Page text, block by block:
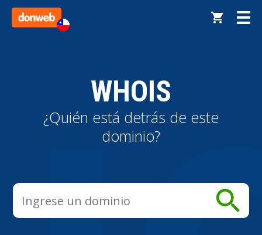
WHOIS
¿Quién está detrás de este
dominio?
search